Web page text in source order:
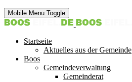
Mobile Menu Toggle
Startseite
Aktuelles aus der Gemeinde
Boos
Gemeindeverwaltung
Gemeinderat